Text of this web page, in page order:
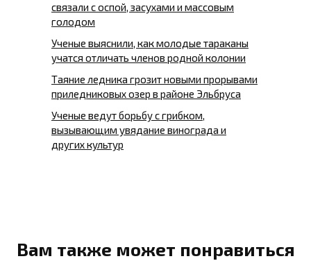
связали с оспой, засухами и массовым
голодом
Ученые выяснили, как молодые тараканы
учатся отличать членов родной колонии
Таяние ледника грозит новыми прорывами
приледниковых озер в районе Эльбруса
Ученые ведут борьбу с грибком,
вызывающим увядание винограда и
других культур
Вам также может понравиться